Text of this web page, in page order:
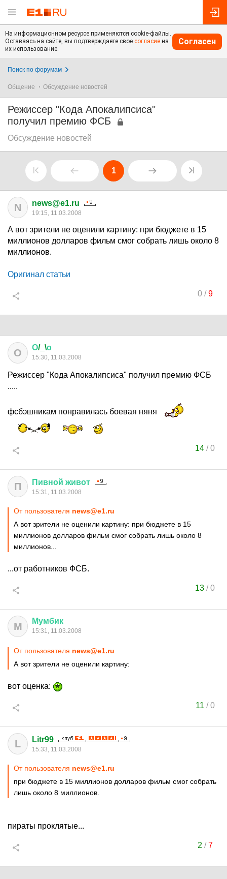
На информационном ресурсе применяются cookie-файлы.
Оставаясь на сайте, вы подтверждаете свое согласие на
их использование.
Согласен
Поиск по форумам
Общение Обсуждение новостей
Режиссер "Кода Апокалипсиса"
получил премию ФСБ
Обсуждение новостей
1
N news@e1.ru
19:15, 11.03.2008
А вот зрители не оценили картину: при бюджете в 15
миллионов долларов фильм смог собрать лишь около 8
миллионов.
Оригинал статьи
0/9
О О/_\о
15:30, 11.03.2008
Режиссер "Кода Апокалипсиса" получил премию ФСБ
.....
фсбэшникам понравилась боевая няня
14 /0
П Пивной живот
15:31, 11.03.2008
От пользователя news@e1.ru
А вот зрители не оценили картину: при бюджете в 15
миллионов долларов фильм смог собрать лишь около 8
миллионов...
...от работников ФСБ.
13 /0
М Мумбик
15:31, 11.03.2008
От пользователя news@e1.ru
А вот зрители не оценили картину:
вот оценка:
11 /0
L Litr99
15:33, 11.03.2008
От пользователя news@e1.ru
при бюджете в 15 миллионов долларов фильм смог собрать
лишь около 8 миллионов.
пираты проклятые...
2 /7